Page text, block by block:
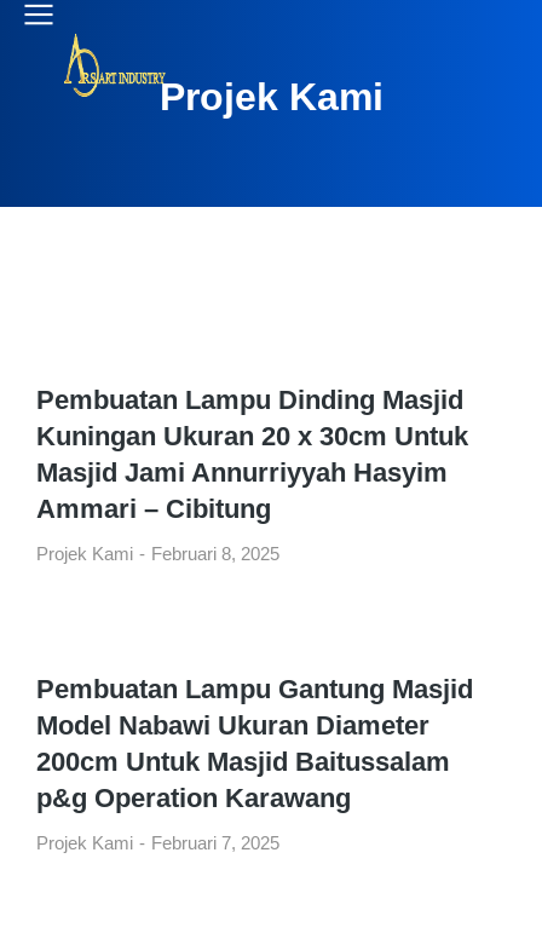
Projek Kami
Pembuatan Lampu Dinding Masjid
Kuningan Ukuran 20 x 30cm Untuk
Masjid Jami Annurriyyah Hasyim
Ammari – Cibitung
Projek Kami Februari 8, 2025
Pembuatan Lampu Gantung Masjid
Model Nabawi Ukuran Diameter
200cm Untuk Masjid Baitussalam
p&g Operation Karawang
Projek Kami Februari 7, 2025